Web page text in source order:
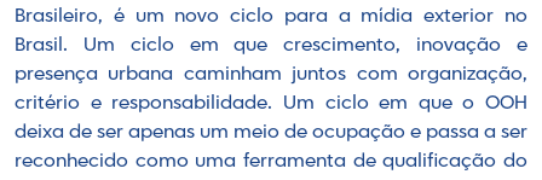
Brasileiro, é um novo ciclo para a mídia exterior no
Brasil. Um ciclo em que crescimento, inovação e
presença urbana caminham juntos com organização,
critério e responsabilidade. Um ciclo em que o OOH
deixa de ser apenas um meio de ocupação e passa a ser
reconhecido como uma ferramenta de qualificação do